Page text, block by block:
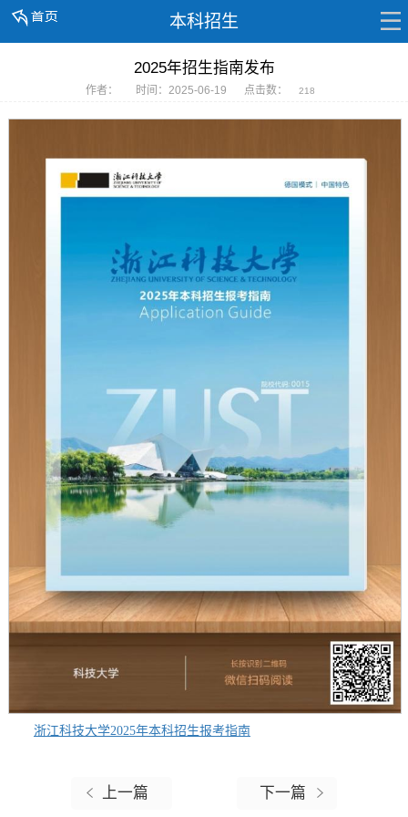
本科招生
2025年招生指南发布
作者： 时间：2025-06-19 点击数： 218
浙江科技大学2025年本科招生报考指南
上一篇 下一篇